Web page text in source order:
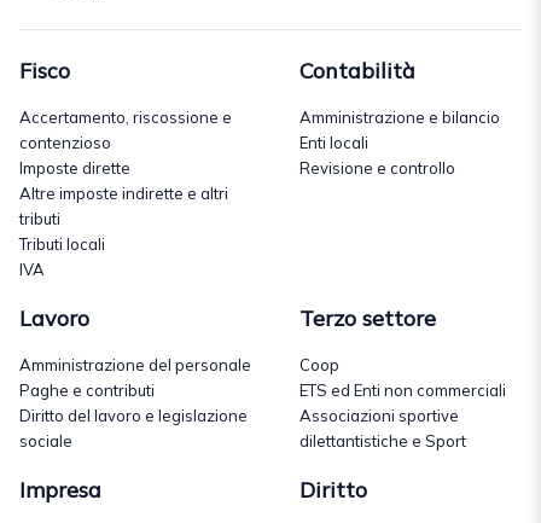
Fisco
Accertamento, riscossione e
contenzioso
Imposte dirette
Altre imposte indirette e altri
tributi
Tributi locali
IVA
Contabilità
Amministrazione e bilancio
Enti locali
Revisione e controllo
Lavoro
Amministrazione del personale
Paghe e contributi
Diritto del lavoro e legislazione
sociale
Terzo settore
Coop
ETS ed Enti non commerciali
Associazioni sportive
dilettantistiche e Sport
Impresa Diritto